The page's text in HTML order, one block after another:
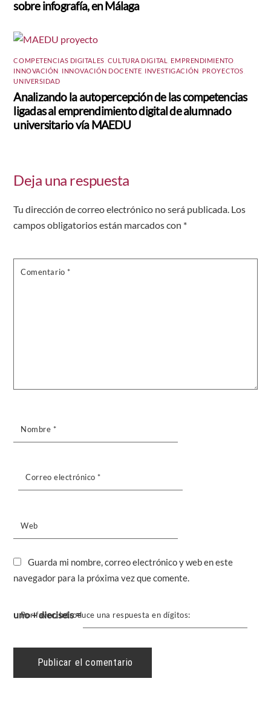
sobre infografía, en Málaga
COMPETENCIAS DIGITALES CULTURA DIGITAL EMPRENDIMIENTO
INNOVACIÓN INNOVACIÓN DOCENTE INVESTIGACIÓN PROYECTOS
UNIVERSIDAD
Analizando la autopercepción de las competencias
ligadas al emprendimiento digital de alumnado
universitario vía MAEDU
Deja una respuesta
Tu dirección de correo electrónico no será publicada. Los
campos obligatorios están marcados con *
Comentario *
Nombre *
Correo electrónico *
Web
Guarda mi nombre, correo electrónico y web en este
navegador para la próxima vez que comente.
Por favor, introduce una respuesta en dígitos:
uno + dieciseis =